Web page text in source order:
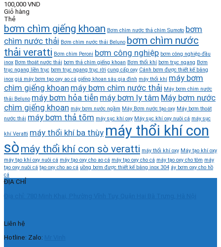
100,000 VND
Giỏ hàng
Thẻ
bơm chìm giếng khoan Bơm chìm nước thả chìm Sumoto bơm
chìm nước thải Bơm chìm nước thải Beluno bơm chìm nước
thải veratti Bơm chìm Peroni bơm công nghiệp bơm công nghiệp đầu
inox Bơm thoát nước thải bơm thả chìm giếng khoan Bơm thổi khí bơm trục ngang Bơm
trục ngang liền trục bơm trục ngang trục rời cung cấp oxy Cánh bơm được thiết kế bằng
inox giá máy bơm tạo oxy ao cá giếng khoan sâu gia đình máy thổi khí máy bơm
chìm giếng khoan máy bơm chìm nước thải Máy bơm chìm nước
thải Beluno máy bơm hỏa tiễn máy bơm ly tâm Máy bơm nước
chìm giếng khoan máy bơm nước ngầm Máy Bơm nước tạo oxy Máy bơm thoát
nước thải máy bơm thả tõm máy sục khí oxy Máy sục khí oxy nuôi cá máy sục
khí Veratti máy thổi khí ba thùy máy thổi khí con
sò máy thổi khí con sò veratti máy thổi khí oxy Máy tạo khí oxy
máy tạo khí oxy nuôi cá máy tạo oxy cho ao cá máy tạo oxy cho cá máy tạo oxy cho tôm máy
tạo oxy nuôi cá tạo oxy cho ao cá uồng bơm được thiết kế bằng inox 304 áy bơm oxy cho hồ
cá
ĐỊA CHỈ
Liên hệ
Hotline: Zalo: